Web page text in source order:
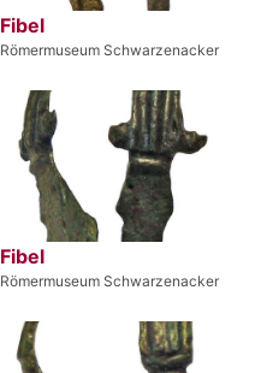
Fibel
Römermuseum Schwarzenacker
Fibel
Römermuseum Schwarzenacker